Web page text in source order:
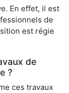
En effet, il est
de
est régie
de
?
ces travaux